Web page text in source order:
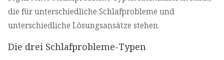
die für unterschiedliche Schlafprobleme und
unterschiedliche Lösungsansätze stehen.
Die drei Schlafprobleme-Typen